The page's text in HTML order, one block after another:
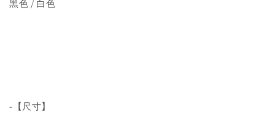
黑色 / 白色
-【尺寸】